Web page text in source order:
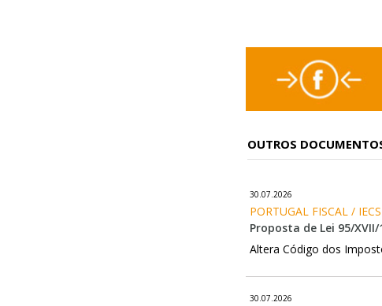
OUTROS
30.07.2026
PORTUGAL FISCAL /
Proposta de Lei 95/XVII/
Altera Código dos
30.07.2026